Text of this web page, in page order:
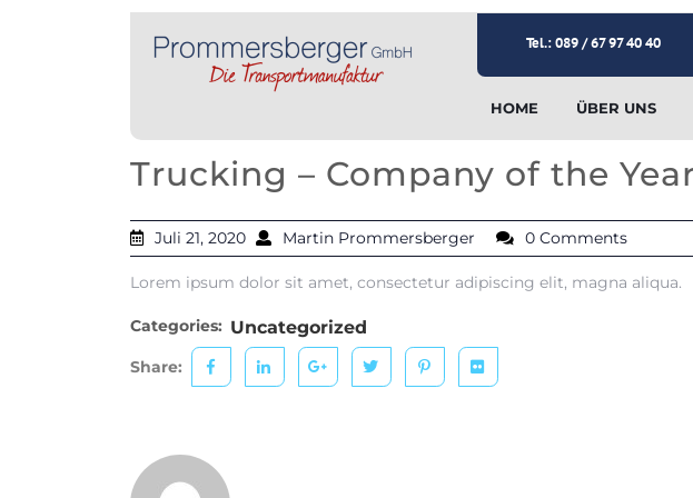
Tel.: 089 / 67 97 40 40
HOME ÜBER UNS
Trucking – Company of the
Juli 21, 2020 Martin Prommersberger 0 Comments
Lorem ipsum dolor sit amet, consectetur adipiscing elit, magna aliqua.
Categories: Uncategorized
Share: